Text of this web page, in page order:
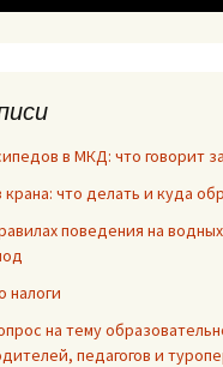
в МКД: что говорит
что делать и куда
поведения на
налоги
на тему
педагогов и